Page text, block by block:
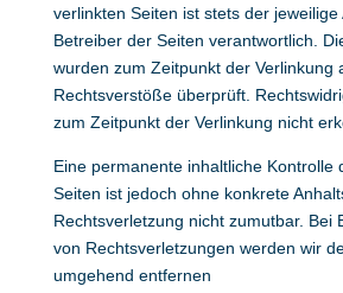
verlinkten Seiten ist stets der
Betreiber der Seiten verantwortlich.
wurden zum Zeitpunkt der Verlinkung
Rechtsverstöße überprüft.
zum Zeitpunkt der Verlinkung nicht
Eine permanente inhaltliche Kontrolle
Seiten ist jedoch ohne konkrete
Rechtsverletzung nicht zumutbar. Bei
von Rechtsverletzungen werden wir
umgehend entfernen